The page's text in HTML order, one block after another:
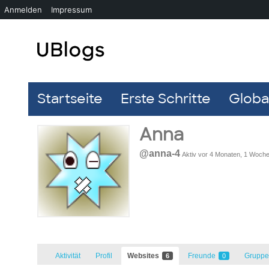
Startseite Erste Schritte
Anna
@anna-4 Aktiv vor 4 Monaten, 1 Woche
Aktivität Profil Websites 6 Freunde 0
Anmelden Impressum